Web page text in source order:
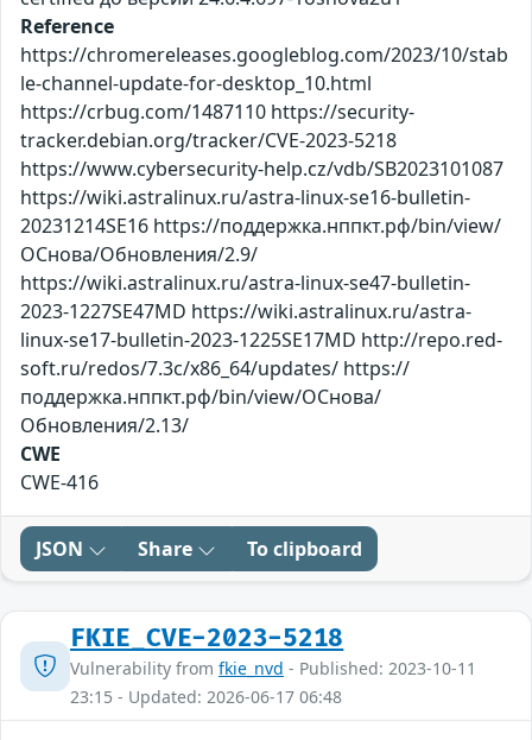
Reference
https://chromereleases.googleblog.com/2023/10/stab
le-channel-update-for-desktop_10.html
https://crbug.com/1487110 https://security-
tracker.debian.org/tracker/CVE-2023-5218
https://www.cybersecurity-help.cz/vdb/SB2023101087
https://wiki.astralinux.ru/astra-linux-se16-bulletin-
20231214SE16 https://поддержка.нппкт.рф/bin/view/
ОСнова/Обновления/2.9/
https://wiki.astralinux.ru/astra-linux-se47-bulletin-
2023-1227SE47MD https://wiki.astralinux.ru/astra-
linux-se17-bulletin-2023-1225SE17MD http://repo.red-
soft.ru/redos/7.3c/x86_64/updates/ https://
поддержка.нппкт.рф/bin/view/ОСнова/
Обновления/2.13/
CWE
CWE-416
JSON Share To clipboard
FKIE_CVE-2023-5218
Vulnerability from fkie_nvd - Published: 2023-10-11
23:15 - Updated: 2026-06-17 06:48